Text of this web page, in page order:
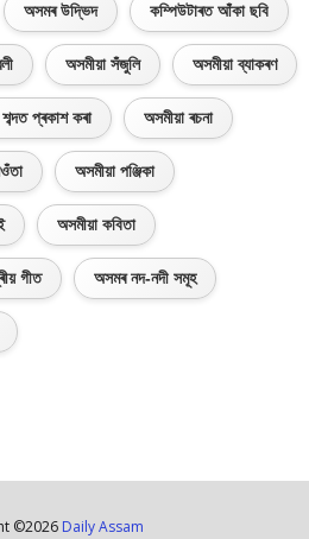
অসমৰ উদ্ভিদ কম্পিউটাৰত আঁকা ছবি
অসমীয়া সঁজুলি অসমীয়া ব্যাকৰণ
প্ৰকাশ কৰা অসমীয়া ৰচনা
অসমীয়া পঞ্জিকা
অসমীয়া কবিতা
গীত অসমৰ নদ-নদী সমূহ
©2026 Daily Assam